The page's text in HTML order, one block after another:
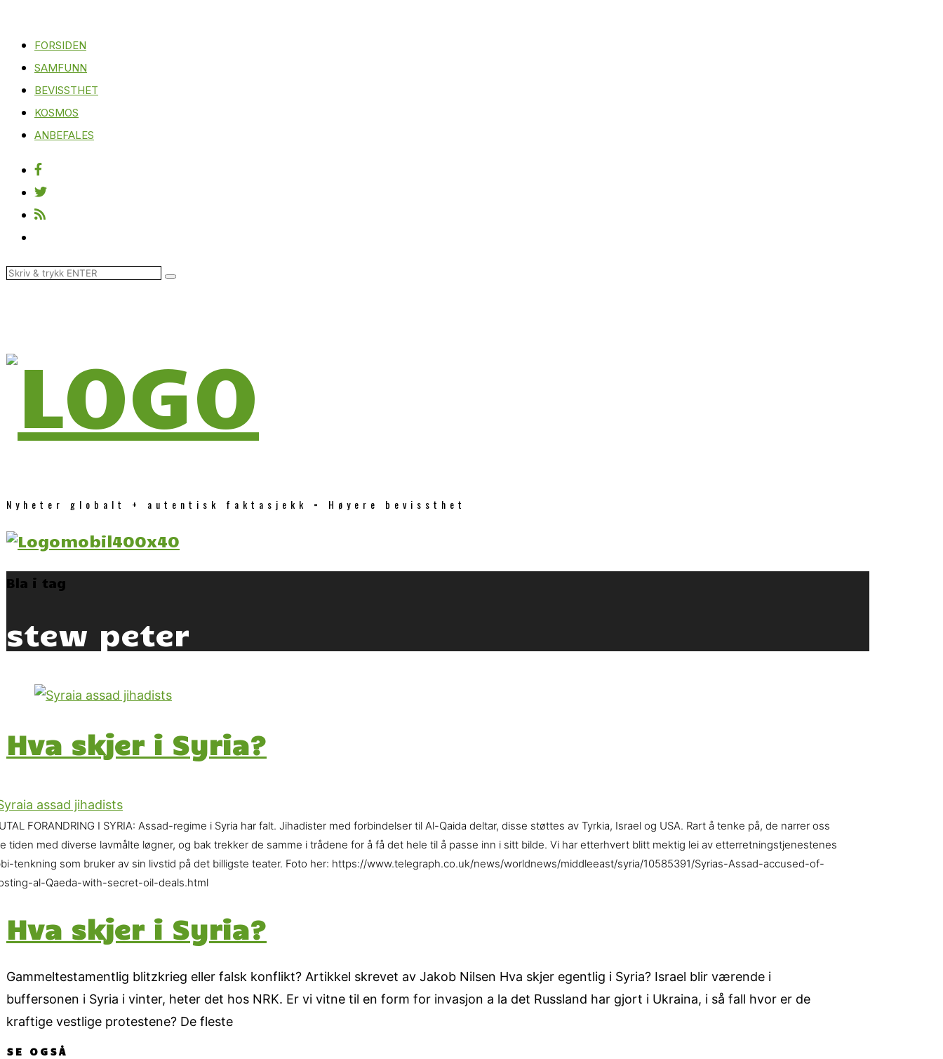
FORSIDEN
SAMFUNN
BEVISSTHET
KOSMOS
ANBEFALES
Nyheter globalt + autentisk faktasjekk = Høyere bevissthet
Bla i tag
stew peter
Hva skjer i Syria?
FORANDRING I SYRIA: Assad-regime i Syria har falt. Jihadister med forbindelser til Al-Qaida deltar, disse støttes av Tyrkia, Israel og USA. Rart å tenke på, de narrer oss
tiden med diverse lavmålte løgner, og bak trekker de samme i trådene for å få det hele til å passe inn i sitt bilde. Vi har etterhvert blitt mektig lei av etterretningstjenestenes
tenkning som bruker av sin livstid på det billigste teater. Foto her: https://www.telegraph.co.uk/news/worldnews/middleeast/syria/10585391/Syrias-Assad-accused-of-
al-Qaeda-with-secret-oil-deals.html
Hva skjer i Syria?
Gammeltestamentlig blitzkrieg eller falsk konflikt? Artikkel skrevet av Jakob Nilsen Hva skjer egentlig i Syria? Israel blir værende i
buffersonen i Syria i vinter, heter det hos NRK. Er vi vitne til en form for invasjon a la det Russland har gjort i Ukraina, i så fall hvor er de
kraftige vestlige protestene? De fleste
SE OGSÅ